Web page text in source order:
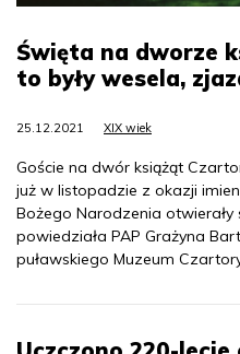
Święta na dworze
to były wesela,
25.12.2021 XIX wiek
Goście na dwór książąt
już w listopadzie z okazji
Bożego Narodzenia
powiedziała PAP Grażyna
puławskiego Muzeum